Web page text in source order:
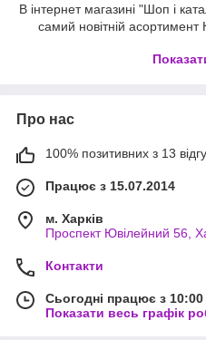
В інтернет магазині "Шоп і
самий новітній асортимент
- це наша фортеця, в
100 %. Однако не нужно
ухоженными и красиво
которая поможет Вам
Комплектов ночная и халат,
Мы предлагаем
производителей, которые
Про нас
100% позитивних з 13
Працює з 15.07.2014
м. Харків
Проспект Ювілейний 56,
Контакти
Сьогодні працює з
Показати весь графік